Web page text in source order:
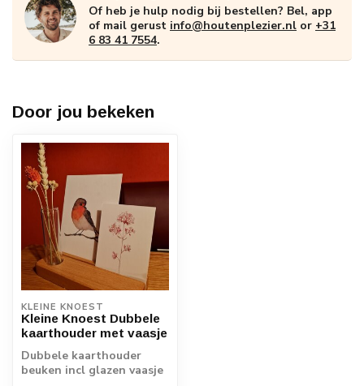
Of heb je hulp nodig bij bestellen? Bel, app
of mail gerust info@houtenplezier.nl or +31
6 83 41 7554.
Door jou bekeken
KLEINE KNOEST
Kleine Knoest Dubbele
kaarthouder met vaasje
Dubbele kaarthouder
beuken incl glazen vaasje